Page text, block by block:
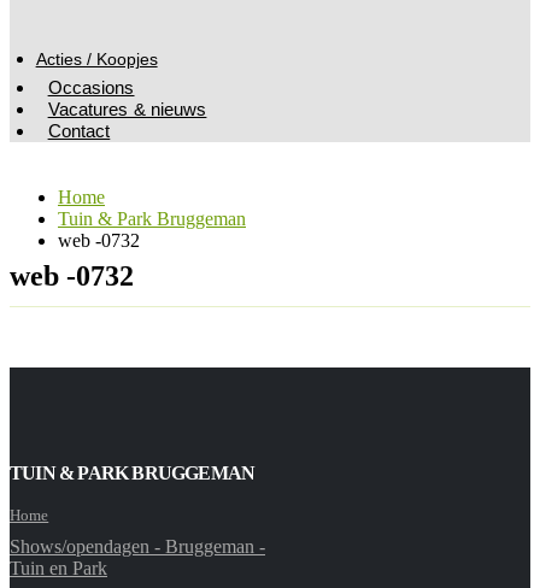
Acties / Koopjes
Occasions
Vacatures & nieuws
Contact
Home
Tuin & Park Bruggeman
web -0732
web -0732
TUIN & PARK BRUGGEMAN
Home
Shows/opendagen - Bruggeman -
Tuin en Park